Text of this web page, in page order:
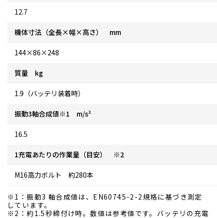
12.7
機体寸法（全長×幅×高さ） mm
144×86×248
質量 kg
1.9（バッテリ装着時）
振動3軸合成値※1 m/s²
16.5
1充電あたりの作業量（目安） ※2
M16高力ボルト 約280本
※1：振動3 軸合成値は、EN60745-2-2規格に基づき測定
しています。
※2：約1.5秒締付け時。数値は参考値です。バッテリの充電